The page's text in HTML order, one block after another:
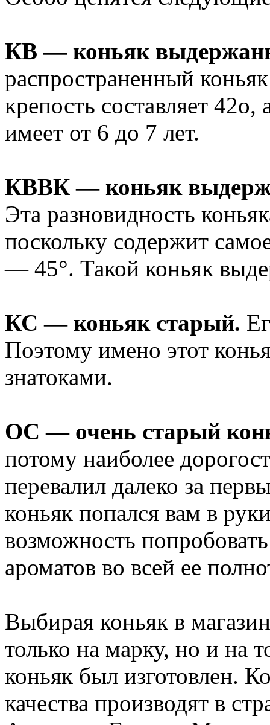
КВ — коньяк
распространенный
крепость составляет
имеет от 6 до 7 лет.
КВВК — коньяк
Эта разновидность
поскольку содержит
— 45°. Такой коньяк
КС — коньяк старый.
Поэтому имено этот
знатоками.
ОС — очень старый
потому наиболее
перевалил далеко за
коньяк попался вам в
возможность
ароматов во всей ее
Выбирая коньяк в
только на марку, но и на
коньяк был изготовлен.
качества производят в